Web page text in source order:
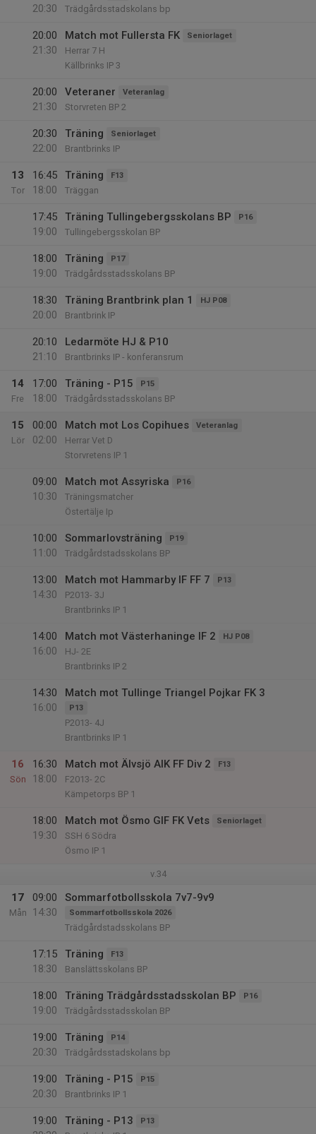
20:30 Trädgårdsstadskolans bp
20:00
21:30
Match mot Fullersta FK Seniorlaget
Herrar 7 H
Källbrinks IP 3
20:00
21:30
Veteraner Veteranlag
Storvreten BP 2
20:30
22:00
Träning Seniorlaget
Brantbrinks IP
13
Tor
16:45
18:00
Träning F13
Träggan
17:45
19:00
Träning Tullingebergsskolans BP P16
Tullingebergsskolan BP
18:00
19:00
Träning P17
Trädgårdsstadsskolans BP
18:30
20:00
Träning Brantbrink plan 1 HJ P08
Brantbrink IP
20:10
21:10
Ledarmöte HJ & P10
Brantbrinks IP - konferansrum
14
Fre
17:00
18:00
Träning - P15 P15
Trädgårdsstadsskolans BP
15
Lör
00:00
02:00
Match mot Los Copihues Veteranlag
Herrar Vet D
Storvretens IP 1
09:00
10:30
Match mot Assyriska P16
Träningsmatcher
Östertälje Ip
10:00
11:00
Sommarlovsträning P19
Trädgårdstadsskolans BP
13:00
14:30
Match mot Hammarby IF FF 7 P13
P2013- 3J
Brantbrinks IP 1
14:00
16:00
Match mot Västerhaninge IF 2 HJ P08
HJ- 2E
Brantbrinks IP 2
14:30
16:00
Match mot Tullinge Triangel Pojkar FK 3
P13
P2013- 4J
Brantbrinks IP 1
16
Sön
16:30
18:00
Match mot Älvsjö AIK FF Div 2 F13
F2013- 2C
Kämpetorps BP 1
18:00
19:30
Match mot Ösmo GIF FK Vets Seniorlaget
SSH 6 Södra
Ösmo IP 1
v.34
17
Mån
09:00
14:30
Sommarfotbollsskola 7v7-9v9
Sommarfotbollsskola 2026
Trädgårdstadsskolans BP
17:15
18:30
Träning F13
Banslättsskolans BP
18:00
19:00
Träning Trädgårdsstadsskolan BP P16
Trädgårdsstadsskolan BP
19:00
20:30
Träning P14
Trädgårdsstadskolans bp
19:00
20:30
Träning - P15 P15
Brantbrinks IP 1
19:00
Träning - P13 P13